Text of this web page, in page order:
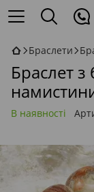
Браслети
Браслет
В наявності